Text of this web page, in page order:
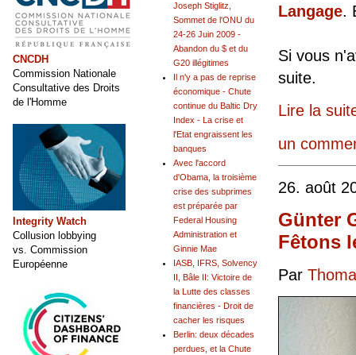
Langage.
Si vous
suite.
Lire la
un
26. août
Günter
Fêtons
Par
Joseph Stiglitz,
Sommet de l'ONU du
24-26 Juin 2009 -
Abandon du $ et du
G20 illégitimes
Il n'y a pas de reprise
économique - Chute
continue du Baltic Dry
Index - La crise et
l'Etat engraissent les
banques
Avec l'accord
d'Obama, la troisième
crise des subprimes
est préparée par
Federal Housing
Administration et
Ginnie Mae
IASB, IFRS, Solvency
II, Bâle II: Victoire de
la Lutte des classes
financières - Droit de
cacher les risques
Berlin: deux décades
perdues, et la Chute
CNCDH
Commission Nationale
Consultative des Droits
de l'Homme
Integrity Watch
Collusion lobbying
vs. Commission
Européenne